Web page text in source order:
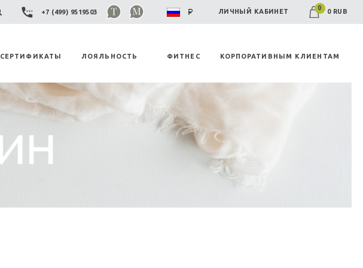
+7 (499) 9519503 ЛИЧНЫЙ КАБИНЕТ 0 0 RUB
СЕРТИФИКАТЫ ЛОЯЛЬНОСТЬ ФИТНЕС КОРПОРАТИВНЫМ КЛИЕНТАМ